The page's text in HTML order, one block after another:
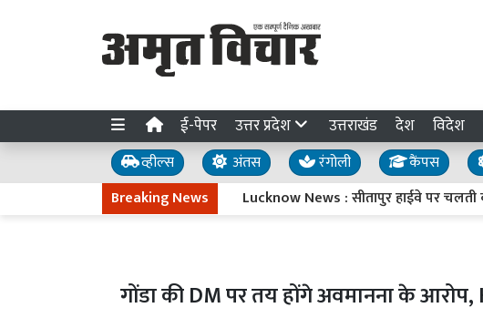
ई-पेपर उत्तर प्रदेश उत्तराखंड देश विदेश
व्हील्स अंतस रंगोली कैंपस
Breaking NewsLucknow News : सीतापुर हाईवे पर चलती कार
गोंडा की DM पर तय होंगे अवमानना के